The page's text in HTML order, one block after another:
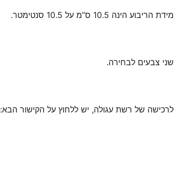
מידת הריבוע הינה 10.5 ס”מ על 10.5 סנטימטר.
שני צבעים לבחירה.
לרכישה של רשת עגולה, יש ללחוץ על הקישור הבא: